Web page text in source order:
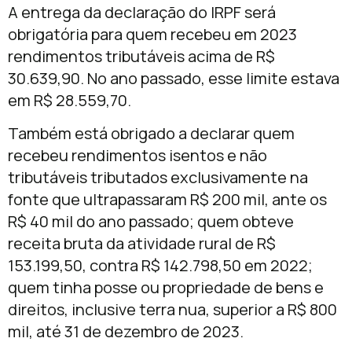
A entrega da declaração do IRPF será
obrigatória para quem recebeu em 2023
rendimentos tributáveis acima de R$
30.639,90. No ano passado, esse limite estava
em R$ 28.559,70.
Também está obrigado a declarar quem
recebeu rendimentos isentos e não
tributáveis tributados exclusivamente na
fonte que ultrapassaram R$ 200 mil, ante os
R$ 40 mil do ano passado; quem obteve
receita bruta da atividade rural de R$
153.199,50, contra R$ 142.798,50 em 2022;
quem tinha posse ou propriedade de bens e
direitos, inclusive terra nua, superior a R$ 800
mil, até 31 de dezembro de 2023.